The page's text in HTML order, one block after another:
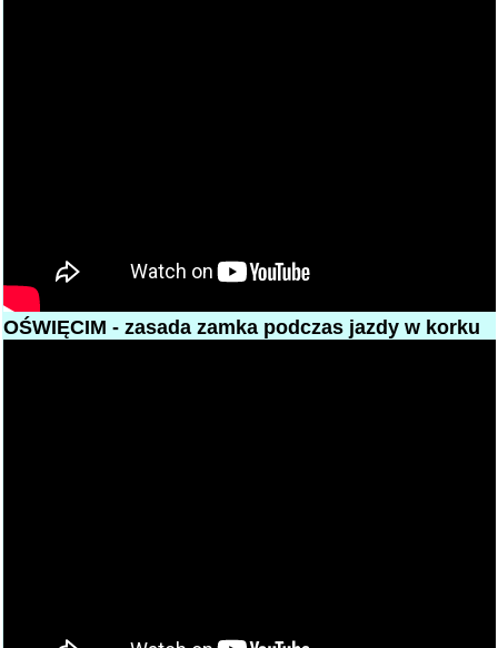
OŚWIĘCIM - zasada zamka podczas jazdy w korku